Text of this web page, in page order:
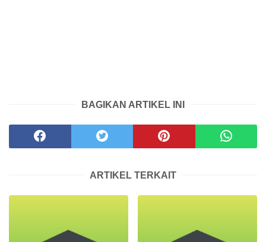
BAGIKAN ARTIKEL INI
ARTIKEL TERKAIT